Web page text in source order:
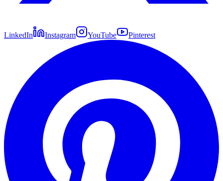
LinkedIn Instagram YouTube Pinterest